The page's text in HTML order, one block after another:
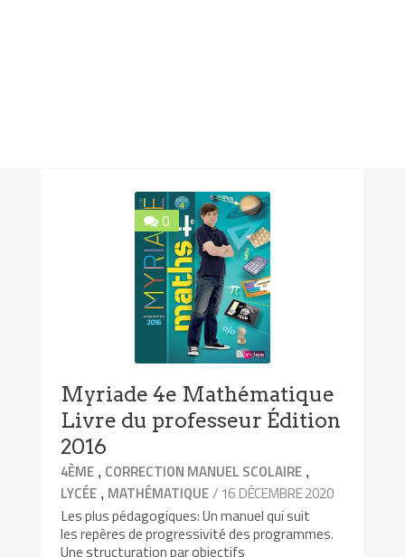
0
Myriade 4e Mathématique
Livre du professeur Édition
2016
4ÈME , CORRECTION MANUEL SCOLAIRE ,
LYCÉE , MATHÉMATIQUE/ 16 DÉCEMBRE 2020
Les plus pédagogiques: Un manuel qui suit
les repères de progressivité des programmes.
Une structuration par objectifs